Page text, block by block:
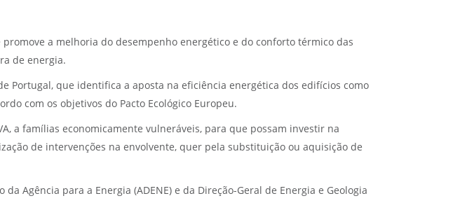
a melhoria do desempenho energético e do conforto térmico das
de energia.
Portugal, que identifica a aposta na eficiência energética dos edifícios como
com os objetivos do Pacto Ecológico Europeu.
a famílias economicamente vulneráveis, para que possam investir na
de intervenções na envolvente, quer pela substituição ou aquisição de
Agência para a Energia (ADENE) e da Direção-Geral de Energia e Geologia